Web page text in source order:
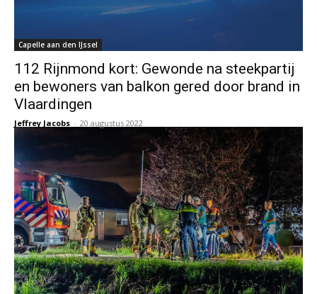
Capelle aan den IJssel
112 Rijnmond kort: Gewonde na steekpartij
en bewoners van balkon gered door brand in
Vlaardingen
Jeffrey Jacobs - 20 augustus 2022